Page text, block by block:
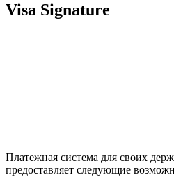
Visa Signature
Платежная система для своих
предоставляет следующие